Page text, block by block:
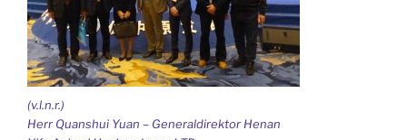
(v.l.n.r.)
Herr Quanshui Yuan – Generaldirektor Henan